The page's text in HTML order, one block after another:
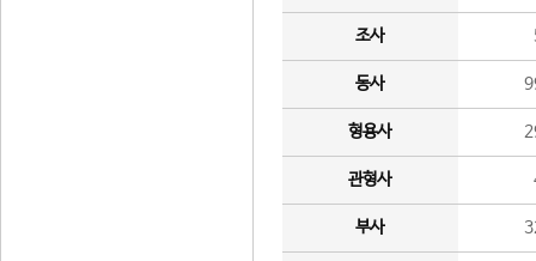
조사
동사
형용사
관형사
부사